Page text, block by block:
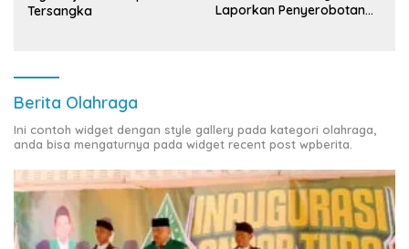
Tersangka
Laporkan Penyerobotan
Berita Olahraga
Ini contoh widget dengan style gallery pada kategori olahraga,
anda bisa mengaturnya pada widget recent post wpberita.